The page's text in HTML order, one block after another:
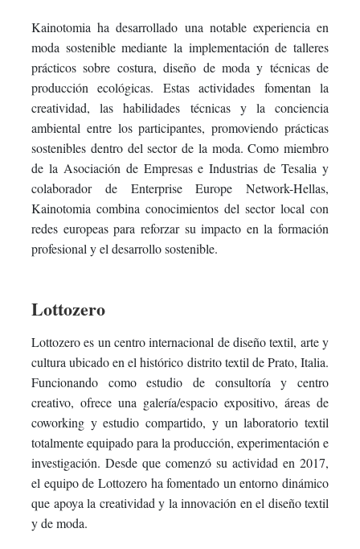
Kainotomia ha desarrollado una notable experiencia en
moda sostenible mediante la implementación de talleres
prácticos sobre costura, diseño de moda y técnicas de
producción ecológicas. Estas actividades fomentan la
creatividad, las habilidades técnicas y la conciencia
ambiental entre los participantes, promoviendo prácticas
sostenibles dentro del sector de la moda. Como miembro
de la Asociación de Empresas e Industrias de Tesalia y
colaborador de Enterprise Europe Network-Hellas,
Kainotomia combina conocimientos del sector local con
redes europeas para reforzar su impacto en la formación
profesional y el desarrollo sostenible.
Lottozero
Lottozero es un centro internacional de diseño textil, arte y
cultura ubicado en el histórico distrito textil de Prato, Italia.
Funcionando como estudio de consultoría y centro
creativo, ofrece una galería/espacio expositivo, áreas de
coworking y estudio compartido, y un laboratorio textil
totalmente equipado para la producción, experimentación e
investigación. Desde que comenzó su actividad en 2017,
el equipo de Lottozero ha fomentado un entorno dinámico
que apoya la creatividad y la innovación en el diseño textil
y de moda.